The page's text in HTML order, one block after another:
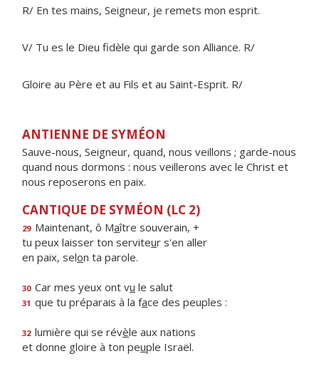
R/ En tes mains, Seigneur, je remets mon esprit.
V/ Tu es le Dieu fidèle qui garde son Alliance. R/
Gloire au Père et au Fils et au Saint-Esprit. R/
ANTIENNE DE SYMÉON
Sauve-nous, Seigneur, quand, nous veillons ; garde-nous
quand nous dormons : nous veillerons avec le Christ et
nous reposerons en paix.
CANTIQUE DE SYMÉON (LC 2)
29 Maintenant, ô Maître souverain, +
tu peux laisser ton serviteur s'en aller
en paix, selon ta parole.
30 Car mes yeux ont vu le salut
31 que tu préparais à la face des peuples :
32 lumière qui se révèle aux nations
et donne gloire à ton peuple Israël.